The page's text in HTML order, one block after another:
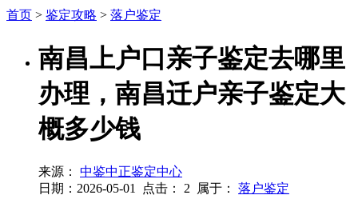
首页 > 鉴定攻略 > 落户鉴定
南昌上户口亲子鉴定去哪里
办理，南昌迁户亲子鉴定大
概多少钱
来源：
中鉴中正鉴定中心
日期：2026-05-01
点击： 2 属于： 落户鉴定